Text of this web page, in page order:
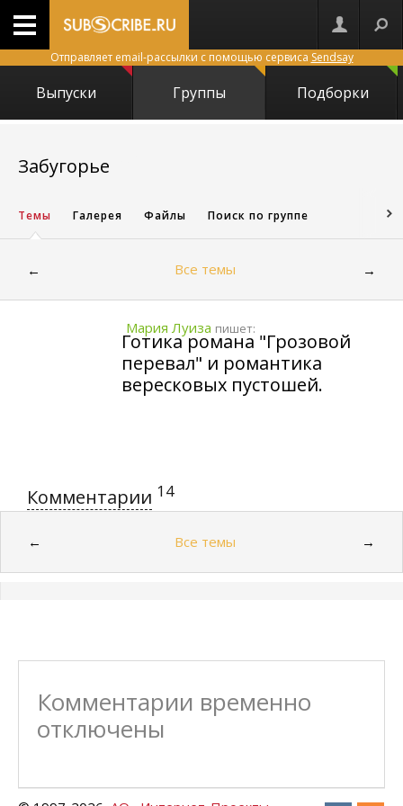
Отправляет email-рассылки с помощью сервиса Sendsay
Выпуски Группы Подборки
Забугорье
Темы Галерея Файлы Поиск по группе
← Все темы →
Мария Луиза пишет:
Готика романа "Грозовой
перевал" и романтика
вересковых пустошей.
Комментарии 14
← Все темы →
Комментарии временно
отключены